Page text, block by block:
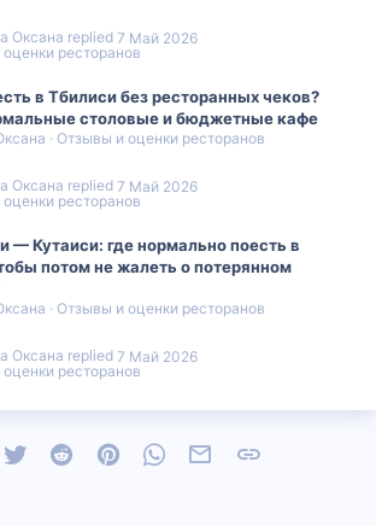
ресторанов
7 Май 2026
Оксана
в Тбилиси без ресторанных чеков?
столовые и бюджетные кафе
Отзывы и оценки ресторанов
ресторанов
7 Май 2026
Оксана
— Кутаиси: где нормально поесть в
потом не жалеть о потерянном
Отзывы и оценки ресторанов
ресторанов
7 Май 2026
Оксана
Twitter Reddit PinterestWhatsAppЭлектронная почта